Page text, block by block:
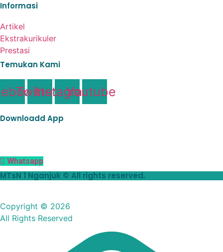
Informasi
Artikel
Ekstrakurikuler
Prestasi
Temukan Kami
Twitter
Instagram
Youtube
Downloadd App
Whatsapp
MTsN 1 Nganjuk © All rights reserved.
Copyright © 2026
All Rights Reserved